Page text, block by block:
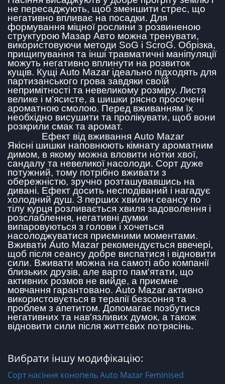
не пересаджують, щоб зменшити стрес, що
негативно впливає на посадки. Для
формування міцної рослини з розвиненою
структурою Мазар Авто можна тренувати,
використовуючи методи SoG і ScroG. Обрізка,
прищипування та інші травматичні маніпуляції
можуть негативно вплинути на розвиток
кущів. Кущі Auto Mazar ідеально підходять для
партизанського грова завдяки своїй
непримітності та невеликому розміру. Листя
велике і м'ясисте, а шишки рясно просочені
ароматною смолою. Перед вживанням їх
необхідно висушити та пролікувати, щоб вони
розкрили смак та аромат.
Ефект від вживання Auto Mazar
Якісні шишки наповнюють кімнату ароматним
димом, в якому можна вловити нотки хвої,
сандалу та невеликої насолоди. Сорт дуже
потужний, тому потрібно вживати з
обережністю, зручно розташувавшись на
дивані. Ефект досить несподіваний і нагадує
холодний душ. З перших хвилин сеансу по
тілу курця розливається хвиля задоволення і
розслаблення, негативні думки
випаровуються з голови і хочеться
насолоджуватися приємними моментами.
Вживати Auto Mazar рекомендується ввечері,
щоб після сеансу добре виспатися і відновити
сили. Вживати можна на самоті або компанії
близьких друзів, але варто пам'ятати, що
активних розмов не вийде, а приємне
мовчання гарантовано. Auto Mazar активно
використовується в терапії безсоння та
проблем з апетитом. Допомагає позбутися
негативних та нав'язливих думок, а також
відновити сили після життєвих потрясінь.
Вибрати іншу модифікацію:
Сорт насіння конопель Auto Mazar Feminised